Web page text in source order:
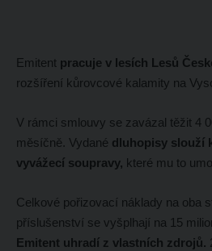
Emitent pracuje v lesích Lesů
rozšíření kůrovcové kalamity na
V rámci smlouvy se zavázal těžit 4
měsíčně. Vydané dluhopisy slouží
vyvážecí soupravy, které mu to
Celkové pořizovací náklady na oba
příslušenství se vyšplhají na 15
Emitent uhradí z vlastních zdrojů.